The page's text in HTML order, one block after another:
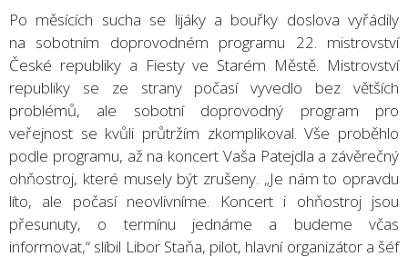
Po měsících sucha se lijáky a bouřky doslova vyřádily
na sobotním doprovodném programu 22. mistrovství
České republiky a Fiesty ve Starém Městě. Mistrovství
republiky se ze strany počasí vyvedlo bez větších
problémů, ale sobotní doprovodný program pro
veřejnost se kvůli průtržím zkomplikoval. Vše proběhlo
podle programu, až na koncert Vaša Patejdla a závěrečný
ohňostroj, které musely být zrušeny. „Je nám to opravdu
líto, ale počasí neovlivníme. Koncert i ohňostroj jsou
přesunuty, o termínu jednáme a budeme včas
informovat,“ slíbil Libor Staňa, pilot, hlavní organizátor a šéf